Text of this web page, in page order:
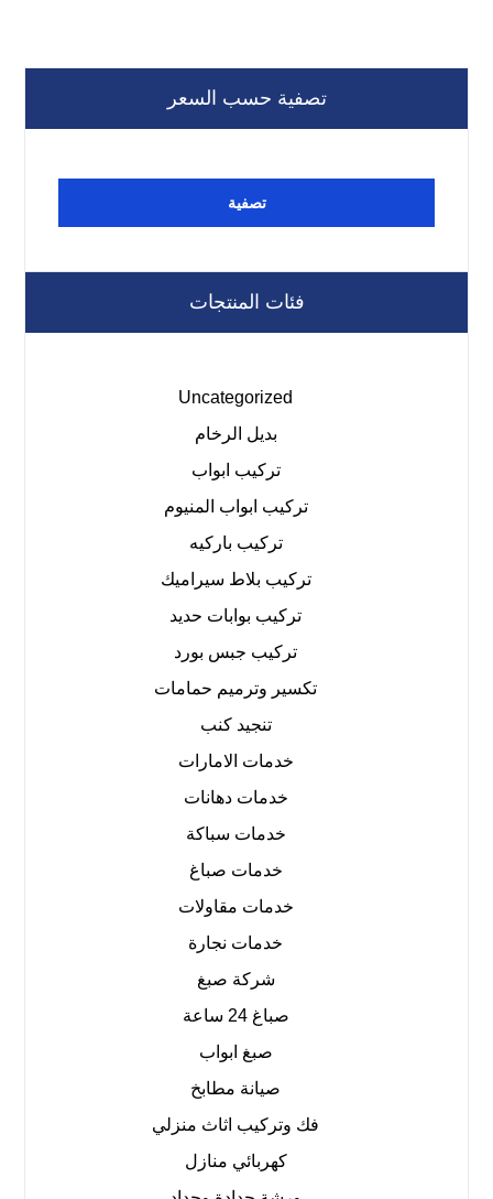
تصفية حسب السعر
تصفية
فئات المنتجات
Uncategorized
بديل الرخام
تركيب ابواب
تركيب ابواب المنيوم
تركيب باركيه
تركيب بلاط سيراميك
تركيب بوابات حديد
تركيب جبس بورد
تكسير وترميم حمامات
تنجيد كنب
خدمات الامارات
خدمات دهانات
خدمات سباكة
خدمات صباغ
خدمات مقاولات
خدمات نجارة
شركة صبغ
صباغ 24 ساعة
صبغ ابواب
صيانة مطابخ
فك وتركيب اثاث منزلي
كهربائي منازل